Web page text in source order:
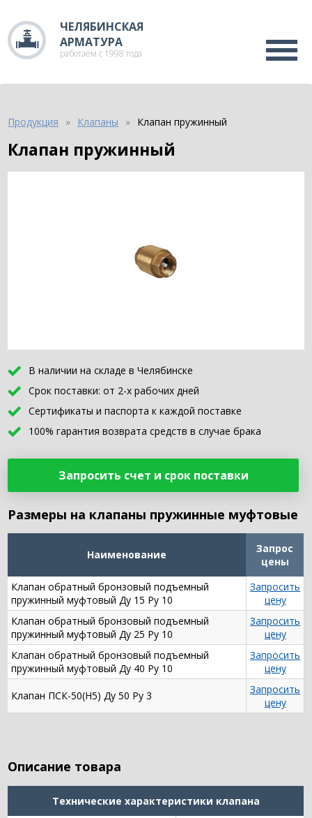
ЧЕЛЯБИНСКАЯ
АРМАТУРА
работаем с 1998 года
Продукция Клапаны Клапан пружинный
Клапан пружинный
В наличии на складе в Челябинске
Срок поставки: от 2-х рабочих дней
Сертификаты и паспорта к каждой поставке
100% гарантия возврата средств в случае брака
Запросить счет и срок поставки
Размеры на клапаны пружинные муфтовые
Наименование
Запрос
цены
Клапан обратный бронзовый подъемный
пружинный муфтовый Ду 15 Ру 10
Запросить
цену
Клапан обратный бронзовый подъемный
пружинный муфтовый Ду 25 Ру 10
Запросить
цену
Клапан обратный бронзовый подъемный
пружинный муфтовый Ду 40 Ру 10
Запросить
цену
Клапан ПСК-50(Н5) Ду 50 Ру 3
Запросить
цену
Описание товара
Технические характеристики клапана